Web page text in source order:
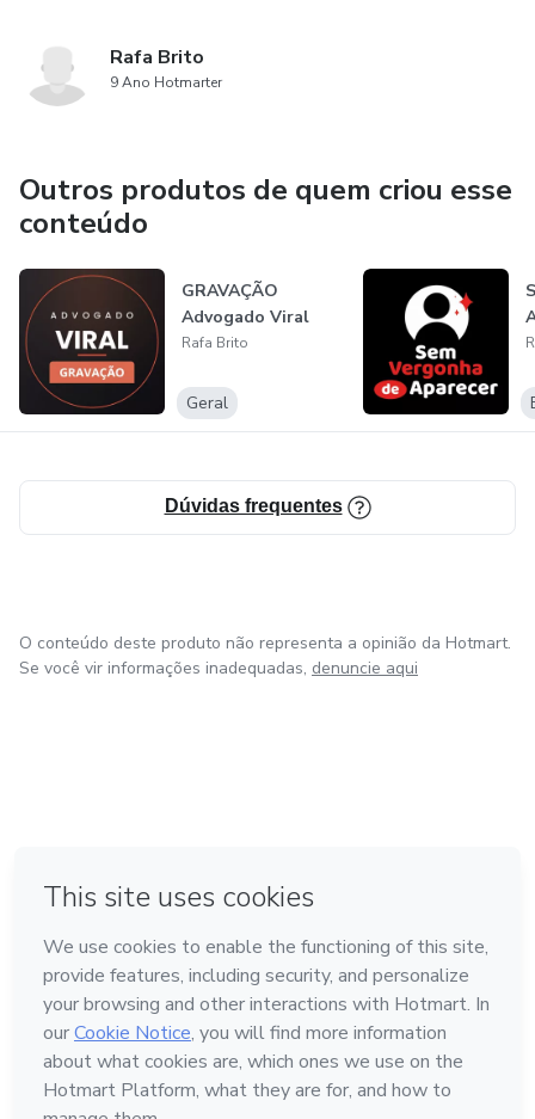
Rafa Brito
9 Ano Hotmarter
Outros produtos de quem criou esse
conteúdo
GRAVAÇÃO
Advogado Viral
Rafa Brito
Geral
Dúvidas frequentes
O conteúdo deste produto não representa a opinião da Hotmart.
Se você vir informações inadequadas, denuncie aqui
Feito com ❤ na Cidade do México
Conheça a Hotmart
Idioma